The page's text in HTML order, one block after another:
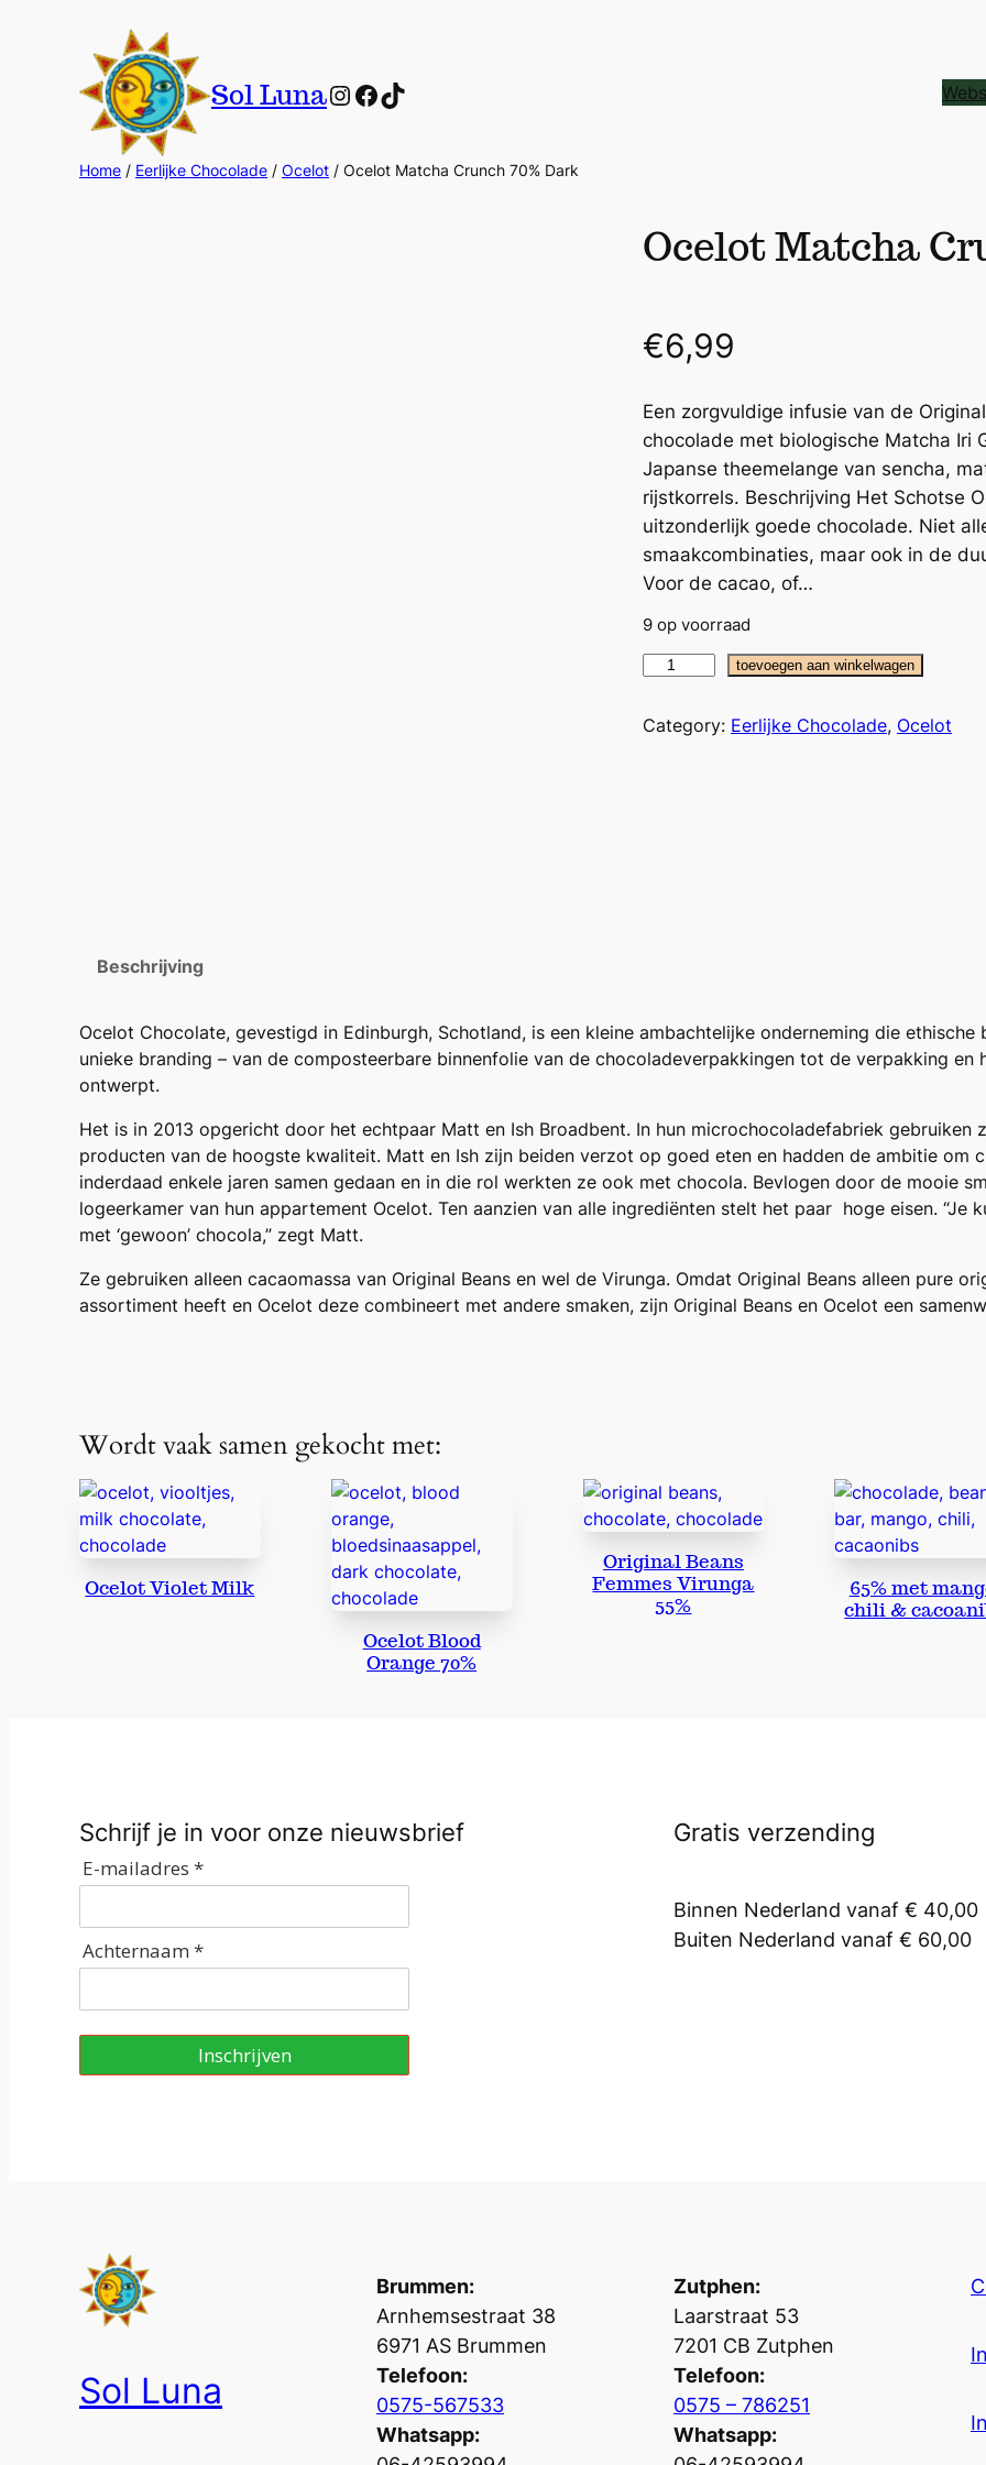
Sol LunaInstagram
Facebook
TikTok
Home / Eerlijke Chocolade / Ocelot / Ocelot Matcha Crunch 70% Dark
Ocelot Matcha
€6,99
Een zorgvuldige infusie van de
chocolade met biologische Matcha Iri
Japanse theemelange van sencha,
rijstkorrels. Beschrijving Het Schotse
uitzonderlijk goede chocolade. Niet
smaakcombinaties, maar ook in de
Voor de cacao, of…
9 op voorraad
e
u
n
7
0
%
D
r
k
toevoegen aan winkelwagen
Category: Eerlijke Chocolade, Ocelot
Beschrijving
Ocelot Chocolate, gevestigd in Edinburgh, Schotland, is een kleine ambachtelijke onderneming die
unieke branding – van de composteerbare binnenfolie van de chocoladeverpakkingen tot de verpakking
ontwerpt.
Het is in 2013 opgericht door het echtpaar Matt en Ish Broadbent. In hun microchocoladefabriek gebruiken
producten van de hoogste kwaliteit. Matt en Ish zijn beiden verzot op goed eten en hadden de ambitie om
inderdaad enkele jaren samen gedaan en in die rol werkten ze ook met chocola. Bevlogen door de mooie
logeerkamer van hun appartement Ocelot. Ten aanzien van alle ingrediënten stelt het paar hoge eisen. “Je
met ‘gewoon’ chocola,” zegt Matt.
Ze gebruiken alleen cacaomassa van Original Beans en wel de Virunga. Omdat Original Beans alleen pure
assortiment heeft en Ocelot deze combineert met andere smaken, zijn Original Beans en Ocelot een
Wordt vaak samen gekocht met:
Ocelot Violet Milk
Ocelot Blood
Orange 70%
Original Beans
Femmes Virunga
55%
65% met
chili &
Schrijf je in voor onze nieuwsbrief
E-mailadres *
Achternaam *
Inschrijven
Gratis verzending
Binnen Nederland vanaf € 40,00
Buiten Nederland vanaf € 60,00
Sol Luna
Brummen:
Arnhemsestraat 38
6971 AS Brummen
Telefoon:
0575-567533
Whatsapp:
Zutphen:
Laarstraat 53
7201 CB Zutphen
Telefoon:
0575 – 786251
Whatsapp: